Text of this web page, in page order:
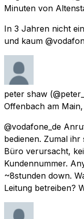
Minuten von
In 3 Jahren nicht
und kaum
peter shaw
Offenbach am
@vodafone_de
bedienen. Zumal
Büro verursacht,
Kundennummer.
~8stunden down.
Leitung betreiben?